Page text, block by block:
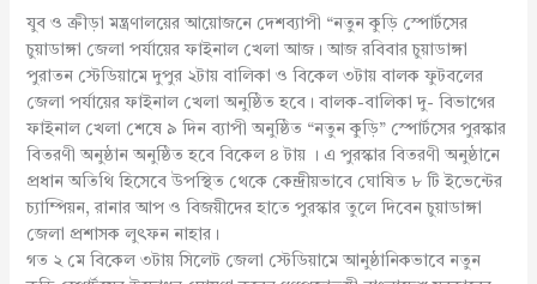
যুব ও ক্রীড়া মন্ত্রণালয়ের আয়োজনে দেশব্যাপী “নতুন কুড়ি স্পোর্টসের
চুয়াডাঙ্গা জেলা পর্যায়ের ফাইনাল খেলা আজ। আজ রবিবার চুয়াডাঙ্গা
পুরাতন স্টেডিয়ামে দুপুর ২টায় বালিকা ও বিকেল ৩টায় বালক ফুটবলের
জেলা পর্যায়ের ফাইনাল খেলা অনুষ্ঠিত হবে। বালক-বালিকা দু- বিভাগের
ফাইনাল খেলা শেষে ৯ দিন ব্যাপী অনুষ্ঠিত “নতুন কুড়ি” স্পোর্টসের পুরস্কার
বিতরণী অনুষ্ঠান অনুষ্ঠিত হবে বিকেল ৪ টায় । এ পুরস্কার বিতরণী অনুষ্ঠানে
প্রধান অতিথি হিসেবে উপস্থিত থেকে কেন্দ্রীয়ভাবে ঘোষিত ৮ টি ইভেন্টের
চ্যাম্পিয়ন, রানার আপ ও বিজয়ীদের হাতে পুরস্কার তুলে দিবেন চুয়াডাঙ্গা
জেলা প্রশাসক লুৎফন নাহার।
গত ২ মে বিকেল ৩টায় সিলেট জেলা স্টেডিয়ামে আনুষ্ঠানিকভাবে নতুন